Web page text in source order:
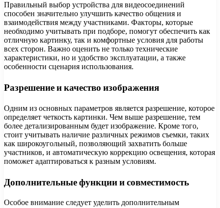
Правильный выбор устройства для видеосоединений
способен значительно улучшить качество общения и
взаимодействия между участниками. Факторы, которые
необходимо учитывать при подборе, помогут обеспечить как
отличную картинку, так и комфортные условия для работы
всех сторон. Важно оценить не только технические
характеристики, но и удобство эксплуатации, а также
особенности сценария использования.
Разрешение и качество изображения
Одним из основных параметров является разрешение, которое
определяет четкость картинки. Чем выше разрешение, тем
более детализированным будет изображение. Кроме того,
стоит учитывать наличие различных режимов съемки, таких
как широкоугольный, позволяющий захватить больше
участников, и автоматическую коррекцию освещения, которая
поможет адаптироваться к разным условиям.
Дополнительные функции и совместимость
Особое внимание следует уделить дополнительным